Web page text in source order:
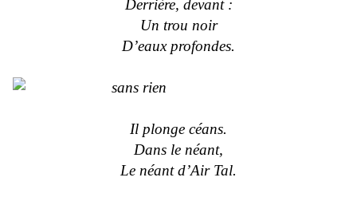
Derrière, devant :
Un trou noir
D’eaux profondes.
Il plonge céans.
Dans le néant,
Le néant d’Air Tal.